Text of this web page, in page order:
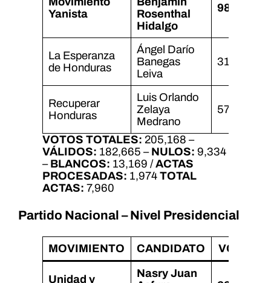
Yanista
Rosenthal
Hidalgo
98,053
La Esperanza
de Honduras
Ángel Darío
Banegas
Leiva
31,901
Recuperar
Honduras
Luis Orlando
Zelaya
Medrano
57,711
VOTOS TOTALES: 205,168 –
VÁLIDOS: 182,665 – NULOS: 9,334
– BLANCOS: 13,169 /ACTAS
PROCESADAS: 1,974 TOTAL
ACTAS: 7,960
Partido Nacional – Nivel Presidencial
MOVIMIENTO CANDIDATO VOTOS
Unidad y
Nasry Juan